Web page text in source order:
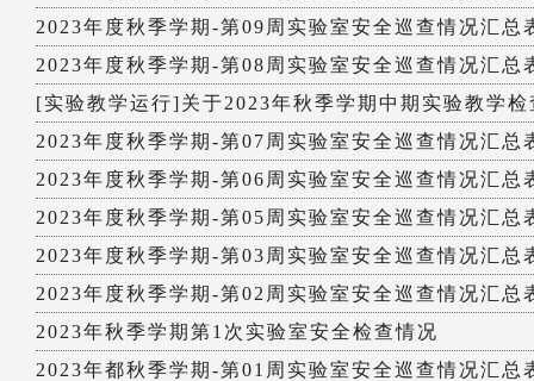
2023年度秋季学期-第09周实验室安全巡查情况汇总
2023年度秋季学期-第08周实验室安全巡查情况汇总
[实验教学运行]关于2023年秋季学期中期实验教学
2023年度秋季学期-第07周实验室安全巡查情况汇总
2023年度秋季学期-第06周实验室安全巡查情况汇总
2023年度秋季学期-第05周实验室安全巡查情况汇总
2023年度秋季学期-第03周实验室安全巡查情况汇总
2023年度秋季学期-第02周实验室安全巡查情况汇总
2023年秋季学期第1次实验室安全检查情况
2023年都秋季学期-第01周实验室安全巡查情况汇总